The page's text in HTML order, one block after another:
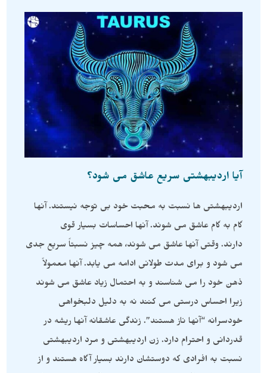
آیا اردیبهشتی سریع عاشق می شود؟
اردیبهشتی ها نسبت به محبت خود بی توجه نیستند. آنها
گام به گام عاشق می شوند. آنها احساسات بسیار قوی
دارند. وقتی آنها عاشق می شوند، همه چیز نسبتاً سریع جدی
می شود و برای مدت طولانی ادامه می یابد. آنها معمولاً
ذهن خود را می شناسند و به احتمال زیاد عاشق می شوند
زیرا احساس درستی می کنند نه به دلیل دلبخواهی
خودسرانه “آنها ناز هستند”. زندگی عاشقانه آنها ریشه در
قدردانی و احترام دارد. زن اردیبهشتی و مرد اردیبهشتی
نسبت به افرادی که دوستشان دارند بسیار آگاه هستند و از